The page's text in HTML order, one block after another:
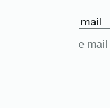
Mon adresse mail